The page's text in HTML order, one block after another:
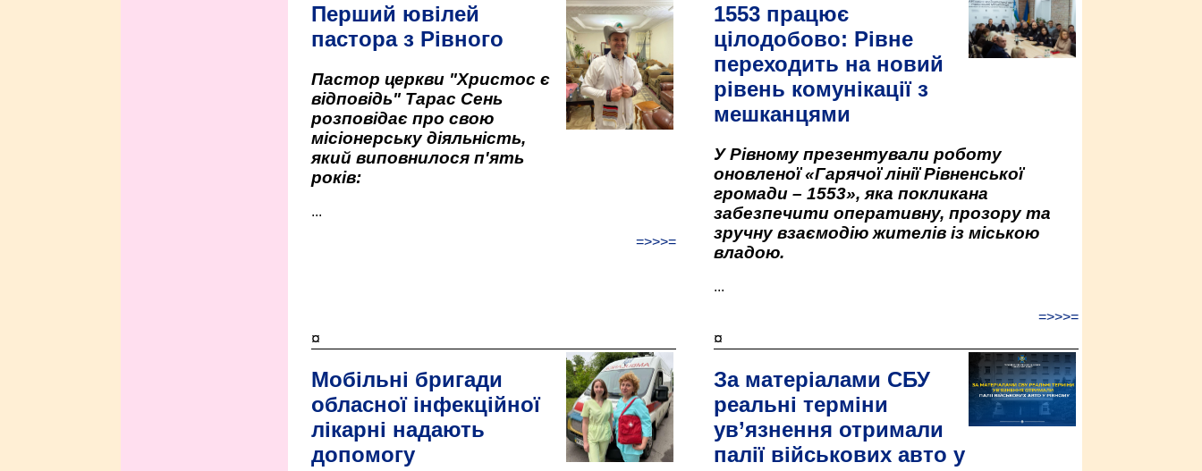
Перший ювілей
пастора з Рівного
Пастор церкви "Христос є
відповідь" Тарас Сень
розповідає про свою
місіонерську діяльність,
який виповнилося п'ять
років:
...
=>>>=
1553 працює
цілодобово: Рівне
переходить на новий
рівень комунікації з
мешканцями
У Рівному презентували роботу
оновленої «Гарячої лінії Рівненської
громади – 1553», яка покликана
забезпечити оперативну, прозору та
зручну взаємодію жителів із міською
владою.
...
=>>>=
¤
Мобільні бригади
обласної інфекційної
лікарні надають
допомогу
¤
За матеріалами СБУ
реальні терміни
ув’язнення отримали
палії військових авто у